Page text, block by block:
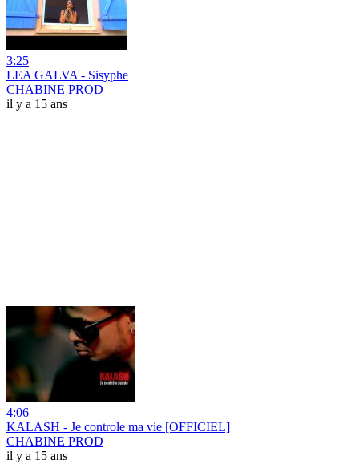
3:25
LEA GALVA - Sisyphe
CHABINE PROD
il y a 15 ans
4:06
KALASH - Je controle ma vie [OFFICIEL]
CHABINE PROD
il y a 15 ans